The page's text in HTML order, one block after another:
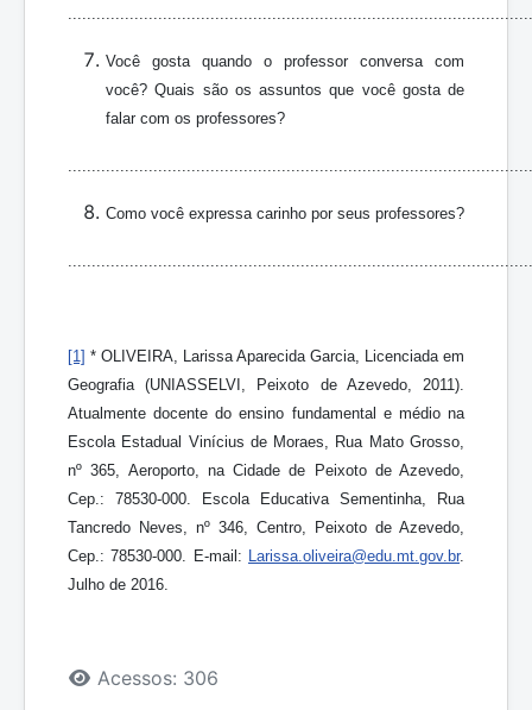
Você gosta quando o professor conversa com
você? Quais são os assuntos que você gosta de
falar com os professores?
Como você expressa carinho por seus professores?
[1] * OLIVEIRA, Larissa Aparecida Garcia, Licenciada em
Geografia (UNIASSELVI, Peixoto de Azevedo, 2011).
Atualmente docente do ensino fundamental e médio na
Escola Estadual Vinícius de Moraes, Rua Mato Grosso,
nº 365, Aeroporto, na Cidade de Peixoto de Azevedo,
Cep.: 78530-000. Escola Educativa Sementinha, Rua
Tancredo Neves, nº 346, Centro, Peixoto de Azevedo,
Cep.: 78530-000. E-mail: Larissa.oliveira@edu.mt.gov.br.
Julho de 2016.
Detalhes
Acessos: 306